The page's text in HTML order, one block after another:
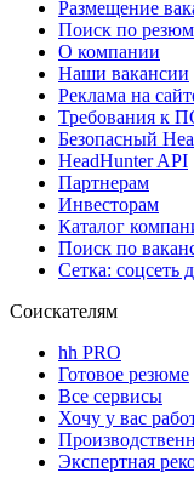
Размещение
Поиск по
О компании
Наши вакансии
Реклама на
Требования к
Безопасный
HeadHunter API
Партнерам
Инвесторам
Каталог
Поиск по
Сетка: соцсеть
Соискателям
hh PRO
Готовое резюме
Все сервисы
Хочу у вас
Экспертная